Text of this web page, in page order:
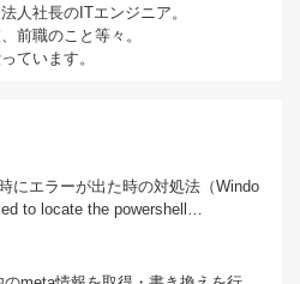
人社長のITエンジニア。
前職のこと等々。
ています。
にエラーが出た時の対処法（Windo
to locate the powershell…